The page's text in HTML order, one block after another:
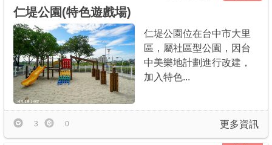
仁堤公園(特色遊戲場)
仁堤公園位在台中市大里
區，屬社區型公園，因台
中美樂地計劃進行改建，
加入特色...
更多資訊
3 0